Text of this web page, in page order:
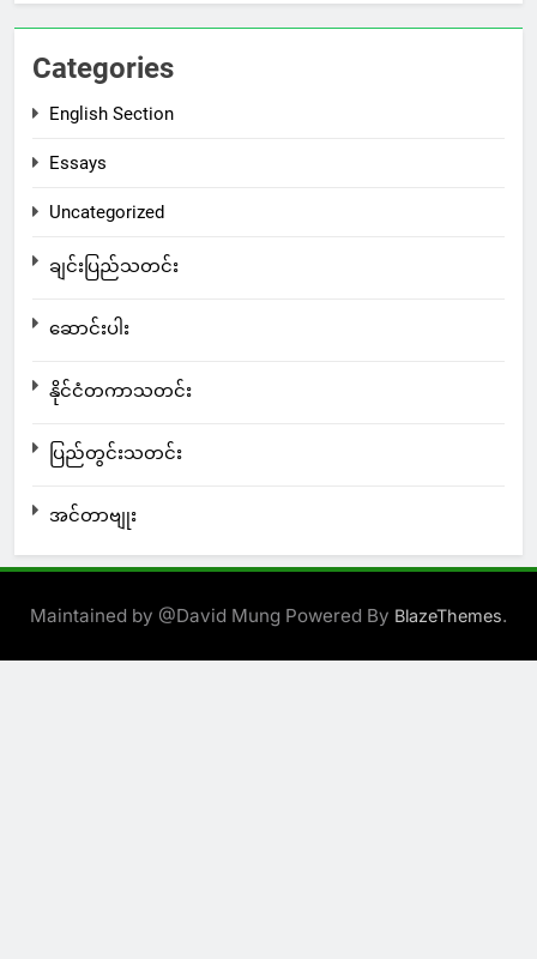
Categories
English Section
Essays
Uncategorized
ချင်းပြည်သတင်း
ဆောင်းပါး
နိုင်ငံတကာသတင်း
ပြည်တွင်းသတင်း
အင်တာဗျုး
Maintained by @David Mung Powered By BlazeThemes.